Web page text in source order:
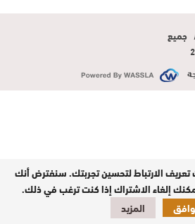
/ جميع
الارتباط لتحسين تجربتك. سنفترض أنك
إلغاء الاشتراك إذا كنت ترغب في ذلك.
المزيد